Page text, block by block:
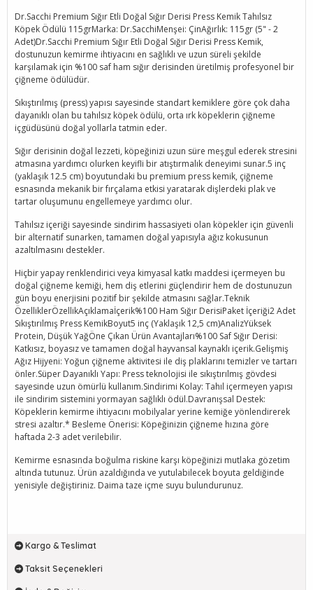
Dr.Sacchi Premium Sığır Etli Doğal Sığır Derisi Press Kemik Tahılsız
Köpek Ödülü 115grMarka: Dr.SacchiMenşei: ÇinAğırlık: 115gr (5" - 2
Adet)Dr.Sacchi Premium Sığır Etli Doğal Sığır Derisi Press Kemik,
dostunuzun kemirme ihtiyacını en sağlıklı ve uzun süreli şekilde
karşılamak için %100 saf ham sığır derisinden üretilmiş profesyonel bir
çiğneme ödülüdür.
Sıkıştırılmış (press) yapısı sayesinde standart kemiklere göre çok daha
dayanıklı olan bu tahılsız köpek ödülü, orta ırk köpeklerin çiğneme
içgüdüsünü doğal yollarla tatmin eder.
Sığır derisinin doğal lezzeti, köpeğinizi uzun süre meşgul ederek stresini
atmasına yardımcı olurken keyifli bir atıştırmalık deneyimi sunar.5 inç
(yaklaşık 12.5 cm) boyutundaki bu premium press kemik, çiğneme
esnasında mekanik bir fırçalama etkisi yaratarak dişlerdeki plak ve
tartar oluşumunu engellemeye yardımcı olur.
Tahılsız içeriği sayesinde sindirim hassasiyeti olan köpekler için güvenli
bir alternatif sunarken, tamamen doğal yapısıyla ağız kokusunun
azaltılmasını destekler.
Hiçbir yapay renklendirici veya kimyasal katkı maddesi içermeyen bu
doğal çiğneme kemiği, hem diş etlerini güçlendirir hem de dostunuzun
gün boyu enerjisini pozitif bir şekilde atmasını sağlar.Teknik
ÖzelliklerÖzellikAçıklamaİçerik%100 Ham Sığır DerisiPaket İçeriği2 Adet
Sıkıştırılmış Press KemikBoyut5 inç (Yaklaşık 12,5 cm)AnalizYüksek
Protein, Düşük YağÖne Çıkan Ürün Avantajları%100 Saf Sığır Derisi:
Katkısız, boyasız ve tamamen doğal hayvansal kaynaklı içerik.Gelişmiş
Ağız Hijyeni: Yoğun çiğneme aktivitesi ile diş plaklarını temizler ve tartarı
önler.Süper Dayanıklı Yapı: Press teknolojisi ile sıkıştırılmış gövdesi
sayesinde uzun ömürlü kullanım.Sindirimi Kolay: Tahıl içermeyen yapısı
ile sindirim sistemini yormayan sağlıklı ödül.Davranışsal Destek:
Köpeklerin kemirme ihtiyacını mobilyalar yerine kemiğe yönlendirerek
stresi azaltır.* Besleme Önerisi: Köpeğinizin çiğneme hızına göre
haftada 2-3 adet verilebilir.
Kemirme esnasında boğulma riskine karşı köpeğinizi mutlaka gözetim
altında tutunuz. Ürün azaldığında ve yutulabilecek boyuta geldiğinde
yenisiyle değiştiriniz. Daima taze içme suyu bulundurunuz.
Kargo & Teslimat
Taksit Seçenekleri